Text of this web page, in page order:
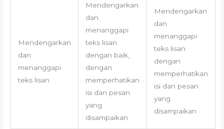
Mendengarkan
dan
menanggapi
teks lisan
Mendengarkan
dan
menanggapi
teks lisan
dengan baik,
dengan
memperhatikan
isi dan pesan
yang
disampaikan
Mendengarkan
dan
menanggapi
teks lisan
dengan
memperhatikan
isi dan pesan
yang
disampaikan